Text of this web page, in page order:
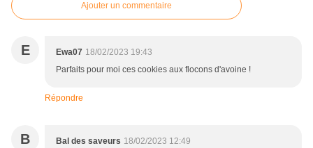
Ajouter un commentaire
E Ewa07 18/02/2023 19:43
Parfaits pour moi ces cookies aux flocons d'avoine !
Répondre
B Bal des saveurs 18/02/2023 12:49